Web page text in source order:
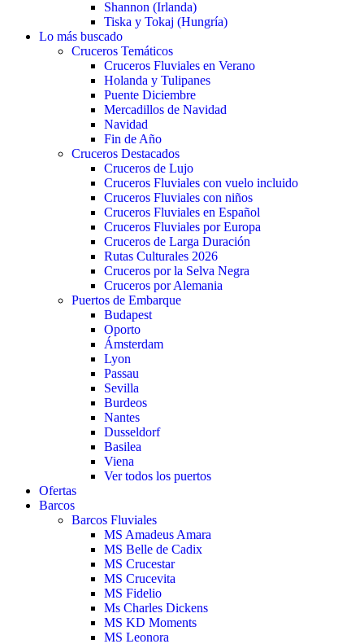
Shannon (Irlanda)
Tiska y Tokaj (Hungría)
Lo más buscado
Cruceros Temáticos
Cruceros Fluviales en Verano
Holanda y Tulipanes
Puente Diciembre
Mercadillos de Navidad
Navidad
Fin de Año
Cruceros Destacados
Cruceros de Lujo
Cruceros Fluviales con vuelo incluido
Cruceros Fluviales con niños
Cruceros Fluviales en Español
Cruceros Fluviales por Europa
Cruceros de Larga Duración
Rutas Culturales 2026
Cruceros por la Selva Negra
Cruceros por Alemania
Puertos de Embarque
Budapest
Oporto
Ámsterdam
Lyon
Passau
Sevilla
Burdeos
Nantes
Dusseldorf
Basilea
Viena
Ver todos los puertos
Ofertas
Barcos
Barcos Fluviales
MS Amadeus Amara
MS Belle de Cadix
MS Crucestar
MS Crucevita
MS Fidelio
Ms Charles Dickens
MS KD Moments
MS Leonora